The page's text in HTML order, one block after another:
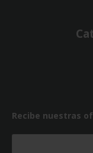
Recibe nuestras